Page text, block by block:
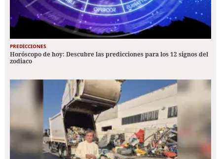
PREDICCIONES
Horóscopo de hoy: Descubre las predicciones para los 12 signos del
zodiaco